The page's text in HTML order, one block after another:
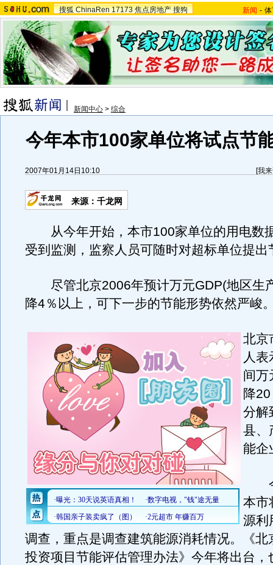
搜狐 ChinaRen 17173 焦点房地产 搜狗 新闻 -
新闻中心 > 综合
今年本市100家单位将试点节
2007年01月14日10:10 [我
来源：千龙网
从今年开始，本市100家单位的用电数
受到监测，监察人员可随时对超标单位提出
尽管北京2006年预计万元GDP(地区生
降4％以上，可下一步的节能形势依然严峻
北京
人表
间万
降
分解
县、
能企
今
本市
源利
调查，重点是调查建筑能源消耗情况。《北
投资项目节能评估管理办法》今年将出台，